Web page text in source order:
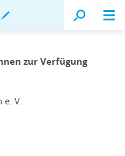
zur Verfügung
V.